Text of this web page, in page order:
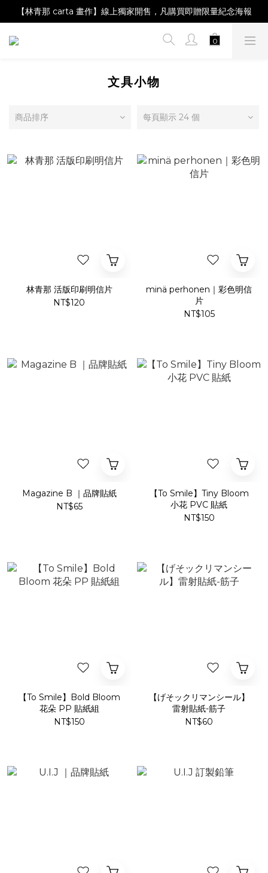
【Magazine B】單筆消費滿NT$2,000，即贈閱讀禮物明信片組
【林青那 carta 畫作】線上獨家開售，凡購買即贈限量紀念海報
【夏日降溫🧊對策單品】系列商品滿額現折 NT$300！
文具小物
商品排序 每頁顯示 24 個
林青那 活版印刷明信片
NT$120
minä perhonen｜彩色明信
片
NT$105
Magazine B ｜品牌貼紙
NT$65
【To Smile】Tiny Bloom
小花 PVC 貼紙
NT$150
【To Smile】Bold Bloom
花朵 PP 貼紙組
NT$150
【げそックリマンシール】
雷射貼紙-筋子
NT$60